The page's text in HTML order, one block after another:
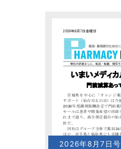
2026年8月7日号